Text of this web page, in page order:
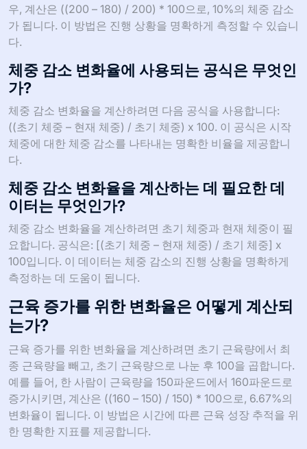
우, 계산은 ((200 – 180) / 200) * 100으로, 10%의 체중 감소
가 됩니다. 이 방법은 진행 상황을 명확하게 측정할 수 있습니
다.
체중 감소 변화율에 사용되는 공식은 무엇인
가?
체중 감소 변화율을 계산하려면 다음 공식을 사용합니다:
((초기 체중 – 현재 체중) / 초기 체중) x 100. 이 공식은 시작
체중에 대한 체중 감소를 나타내는 명확한 비율을 제공합니
다.
체중 감소 변화율을 계산하는 데 필요한 데
이터는 무엇인가?
체중 감소 변화율을 계산하려면 초기 체중과 현재 체중이 필
요합니다. 공식은: [(초기 체중 – 현재 체중) / 초기 체중] x
100입니다. 이 데이터는 체중 감소의 진행 상황을 명확하게
측정하는 데 도움이 됩니다.
근육 증가를 위한 변화율은 어떻게 계산되
는가?
근육 증가를 위한 변화율을 계산하려면 초기 근육량에서 최
종 근육량을 빼고, 초기 근육량으로 나눈 후 100을 곱합니다.
예를 들어, 한 사람이 근육량을 150파운드에서 160파운드로
증가시키면, 계산은 ((160 – 150) / 150) * 100으로, 6.67%의
변화율이 됩니다. 이 방법은 시간에 따른 근육 성장 추적을 위
한 명확한 지표를 제공합니다.